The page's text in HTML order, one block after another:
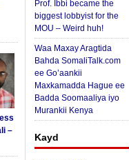
–
Prof. Ibbi became the
biggest lobbyist for the
MOU – Weird huh!
Waa Maxay Aragtida
Bahda SomaliTalk.com
ee Go’aankii
Maxkamadda Hague ee
Badda Soomaaliya iyo
Murankii Kenya
Kayd